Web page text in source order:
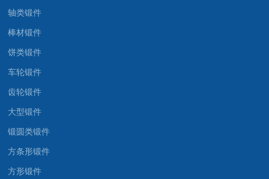
轴类锻件
棒材锻件
饼类锻件
车轮锻件
齿轮锻件
大型锻件
锻圆类锻件
方条形锻件
方形锻件